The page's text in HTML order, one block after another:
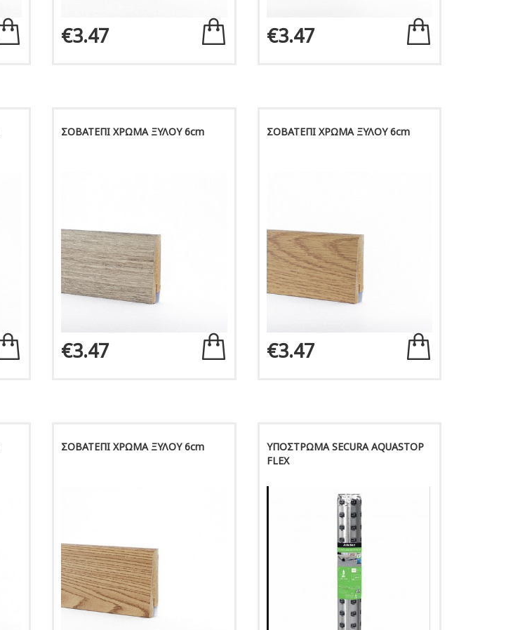
€3.47 €3.47
ΣΟΒΑΤΕΠΙ ΧΡΩΜΑ ΞΥΛΟΥ 6cm
€3.47
ΣΟΒΑΤΕΠΙ ΧΡΩΜΑ ΞΥΛΟΥ 6cm
€3.47
ΣΟΒΑΤΕΠΙ ΧΡΩΜΑ ΞΥΛΟΥ 6cm
ΥΠΟΣΤΡΩΜΑ SECURA AQUASTOP
FLEX